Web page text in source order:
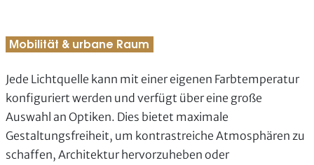
Mobilität & urbane Raum
Jede Lichtquelle kann mit einer eigenen Farbtemperatur
konfiguriert werden und verfügt über eine große
Auswahl an Optiken. Dies bietet maximale
Gestaltungsfreiheit, um kontrastreiche Atmosphären zu
schaffen, Architektur hervorzuheben oder